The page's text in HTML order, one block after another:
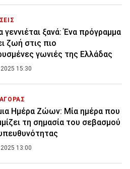
γεννιέται ξανά: Ένα πρόγραμμα
ζωή στις πιο
γωνιές της Ελλάδας
15:30
Ημέρα Ζώων: Μία ημέρα που
τη σημασία του σεβασμού
13:00